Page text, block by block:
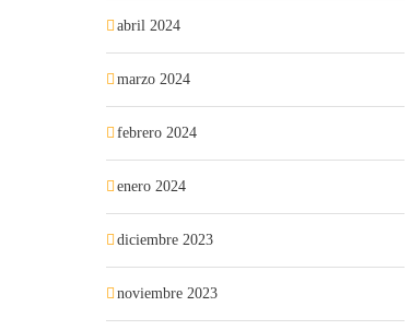
abril 2024
marzo 2024
febrero 2024
enero 2024
diciembre 2023
noviembre 2023